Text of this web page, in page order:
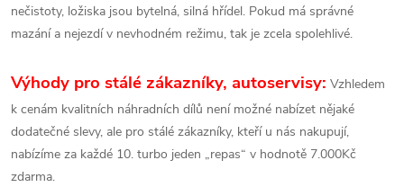
nečistoty, ložiska jsou bytelná, silná hřídel. Pokud má správné
mazání a nejezdí v nevhodném režimu, tak je zcela spolehlivé.
Výhody pro stálé zákazníky, autoservisy: Vzhledem
k cenám kvalitních náhradních dílů není možné nabízet nějaké
dodatečné slevy, ale pro stálé zákazníky, kteří u nás nakupují,
nabízíme za každé 10. turbo jeden „repas“ v hodnotě 7.000Kč
zdarma.